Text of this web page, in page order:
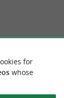
for
whose